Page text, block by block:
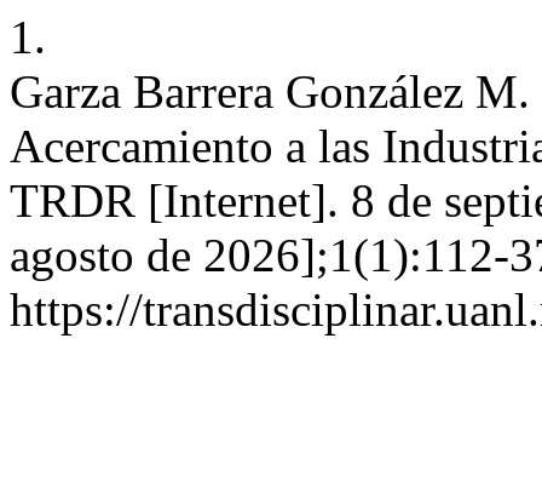
1.
Garza Barrera González
Acercamiento a las
TRDR [Internet]. 8 de
agosto de 2026];1(1):112-
https://